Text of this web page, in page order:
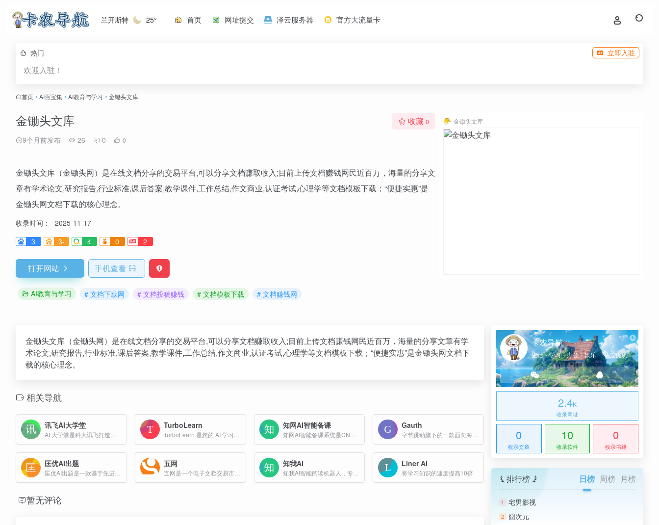
兰开斯特 25° 首页 网址提交 泽云服务器 官方大流量卡
热门 立即入驻
欢迎入驻！
首页 • AI百宝集 • AI教育与学习 • 金锄头文库
金锄头文库
9个月前发布 26 0 0
收藏 0
金锄头文库（金锄头网）是在线文档分享的交易平台,可以分享文档赚取收入;目前上传文档赚钱网民近百万，海量的分享文
章有学术论文,研究报告,行业标准,课后答案,教学课件,工作总结,作文商业,认证考试,心理学等文档模板下载；“便捷实惠”是
金锄头网文档下载的核心理念。
收录时间：
2025-11-17
3
3- 4 0 2
打开网站 手机查看
AI教育与学习 # 文档下载网 # 文档投稿赚钱 # 文档模板下载 # 文档赚钱网
金锄头文库
金锄头文库（金锄头网）是在线文档分享的交易平台,可以分享文档赚取收入;目前上传文档赚钱网民近百万，海量的分享文章有学
术论文,研究报告,行业标准,课后答案,教学课件,工作总结,作文商业,认证考试,心理学等文档模板下载；“便捷实惠”是金锄头网文档下
载的核心理念。
相关导航
讯飞AI大学堂 TurboLearn 知网AI智能备课 Gauth
匡优AI出题 五网
五网是一个电子文档交易市场，基于互联网的数字资源分享和下载的网络平台，主要提供教育、学术研究、可行性报告、技术方案等模板文档以及参考文献资料，尤其在办公和商业等领域拥有海量的原创和精品资源，平台支持AI智能创作、文档转换、论文写作等功能。
知我AI
知我AI智能阅读机器人，专注搭建个人专属知识库，提升知识获取和利用效率，知我AI快速阅读视频、网页、文档、且总结相关内容，提炼精华要点，智能阅读分类管理知识库，碎片整合集...
Liner AI
将学习知识的速度提高10倍
暂无评论
卡农导航
生活・学习・办公・娱乐 一站式优质网址导航
2.4K
收录网址
0
收录文章
10
收录软件
0
收录书籍
排行榜 日榜 周榜 月榜
1 宅男影视
2 囧次元